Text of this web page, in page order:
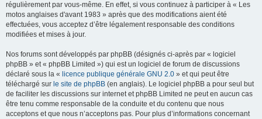
régulièrement par vous-même. En effet, si vous continuez à participer à « Les
motos anglaises d'avant 1983 » après que des modifications aient été
effectuées, vous acceptez d’être légalement responsable des conditions
modifiées et mises à jour.
Nos forums sont développés par phpBB (désignés ci-après par « logiciel
phpBB » et « phpBB Limited ») qui est un logiciel de forum de discussions
déclaré sous la « licence publique générale GNU 2.0 » et qui peut être
téléchargé sur le site de phpBB (en anglais). Le logiciel phpBB a pour seul but
de faciliter les discussions sur internet et phpBB Limited ne peut en aucun cas
être tenu comme responsable de la conduite et du contenu que nous
acceptons et que nous n’acceptons pas. Pour plus d’informations concernant